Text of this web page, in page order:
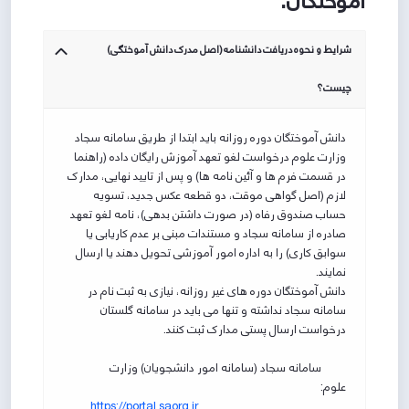
-عدم رعایت پیشنیاز
است).
همنیاز باید اخذ شود سپس درس اصلی.
واحد اخذ نماید. اگر مجموع واحدهای انتخابی دانشجو در
انتخاب واحد کمتر از 12 واحد باشد و گزینه "اعمال
تغییرات" را انتخاب کند با این خطا مواجه می شود. پس
واحدهای انتخابی خود را به حداقل واحد رسانیده سپس آنها
را نهایی کنید.
-عدم رعایت سقف واحد: هر دانشجوی کارشناسی در
اگر در ترم گذشته دارای معدل بالاتر از 17 باشد، می تواند
حداکثر تا سقف 24 واحد، انتخاب واحد نماید. اگر واحدهای
انتخابی دانشجو بیشتر از این مقدار باشد با این خطا مواجه
- مجاز نبودن نظام به اخذ درس : در هر ترم مدیر گروه می
تواند برای هرکدام از دروس ارائه شده، شرایطی برای اخذ آن
شرایط و نحوه دریافت دانشنامه (اصل مدرک دانش آموختگی)
چیست؟
دانش آموختگان دوره روزانه باید ابتدا از طریق سامانه سجاد
وزارت علوم درخواست لغو تعهد آموزش رایگان داده (راهنما
در قسمت فرم ها و آئین نامه ها) و پس از تایید نهایی، مدارک
لازم (اصل گواهی موقت، دو قطعه عکس جدید، تسویه
حساب صندوق رفاه (در صورت داشتن بدهی)، نامه لغو تعهد
صادره از سامانه سجاد و مستندات مبنی بر عدم کاریابی یا
سوابق کاری) را به اداره امور آموزشی تحویل دهند یا ارسال
نمایند.
دانش آموختگان دوره های غیر روزانه، نیازی به ثبت نام در
سامانه سجاد نداشته و تنها می باید در سامانه گلستان
درخواست ارسال پستی مدارک ثبت کنند.
سامانه سجاد (سامانه امور دانشجویان) وزارت
علوم: